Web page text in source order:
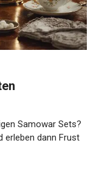
Samowar Sets?
erleben dann Frust